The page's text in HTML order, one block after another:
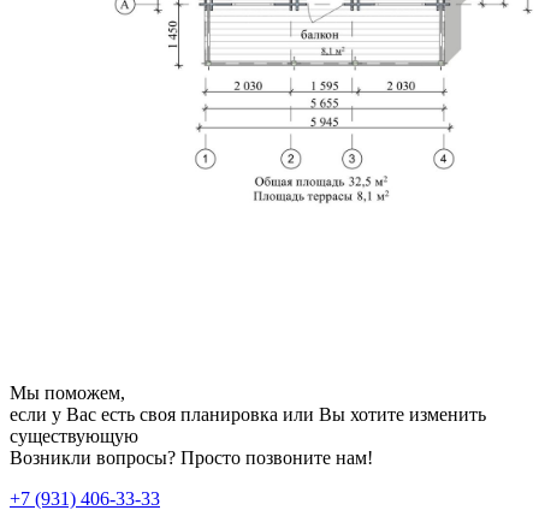
Мы поможем,
если у Вас есть своя планировка или Вы хотите изменить
существующую
Возникли вопросы? Просто позвоните нам!
+7 (931) 406-33-33